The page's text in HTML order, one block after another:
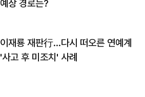
예상 경로는?
이재룡 재판行…다시 떠오른 연예계
'사고 후 미조치' 사례